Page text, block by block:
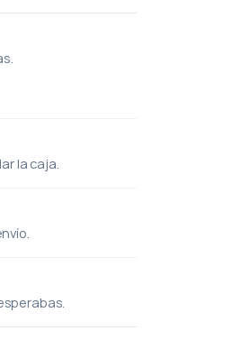
la caja.